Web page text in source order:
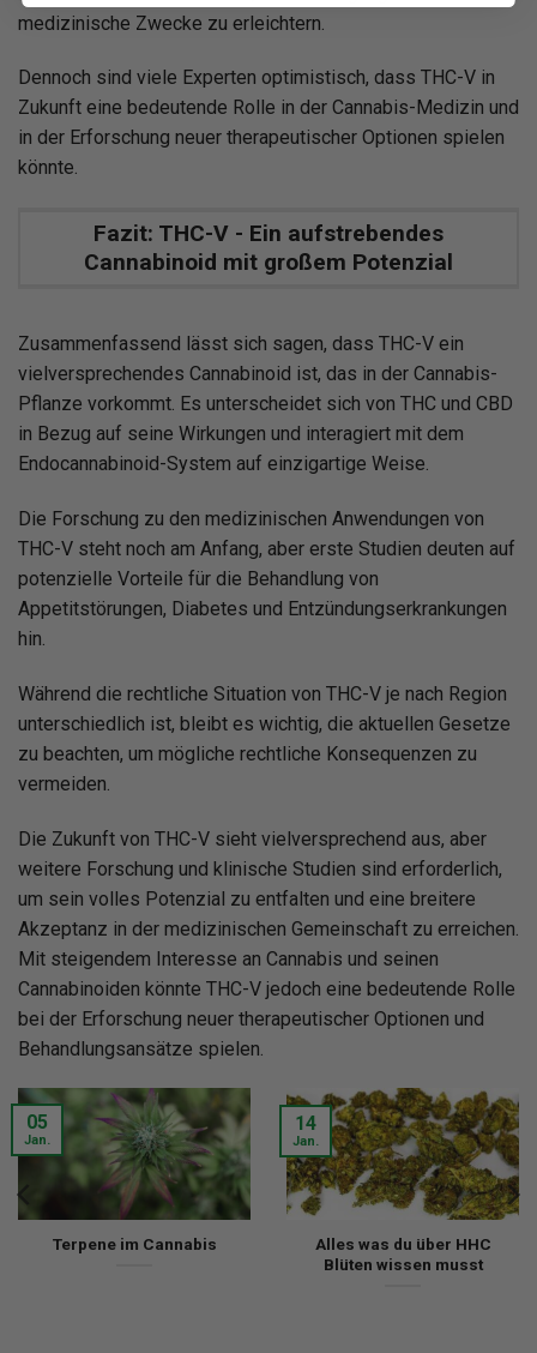
medizinische Zwecke zu erleichtern.
Dennoch sind viele Experten optimistisch, dass THC-V in
Zukunft eine bedeutende Rolle in der Cannabis-Medizin und
in der Erforschung neuer therapeutischer Optionen spielen
könnte.
Fazit: THC-V - Ein aufstrebendes
Cannabinoid mit großem Potenzial
Zusammenfassend lässt sich sagen, dass THC-V ein
vielversprechendes Cannabinoid ist, das in der Cannabis-
Pflanze vorkommt. Es unterscheidet sich von THC und CBD
in Bezug auf seine Wirkungen und interagiert mit dem
Endocannabinoid-System auf einzigartige Weise.
Die Forschung zu den medizinischen Anwendungen von
THC-V steht noch am Anfang, aber erste Studien deuten auf
potenzielle Vorteile für die Behandlung von
Appetitstörungen, Diabetes und Entzündungserkrankungen
hin.
Während die rechtliche Situation von THC-V je nach Region
unterschiedlich ist, bleibt es wichtig, die aktuellen Gesetze
zu beachten, um mögliche rechtliche Konsequenzen zu
vermeiden.
Die Zukunft von THC-V sieht vielversprechend aus, aber
weitere Forschung und klinische Studien sind erforderlich,
um sein volles Potenzial zu entfalten und eine breitere
Akzeptanz in der medizinischen Gemeinschaft zu erreichen.
Mit steigendem Interesse an Cannabis und seinen
Cannabinoiden könnte THC-V jedoch eine bedeutende Rolle
bei der Erforschung neuer therapeutischer Optionen und
Behandlungsansätze spielen.
Terpene im Cannabis
05
Jan.
Alles was du über HHC
Blüten wissen musst
14
Jan.